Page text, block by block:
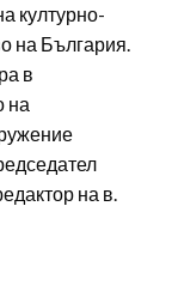
културно-
на България.
в
на
на в.